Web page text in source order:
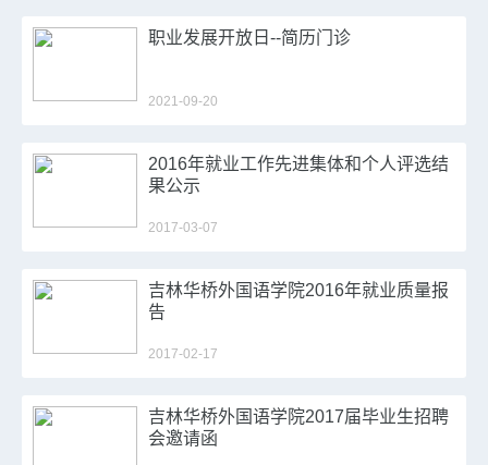
职业发展开放日--简历门诊
2021-09-20
2016年就业工作先进集体和个人评选结
果公示
2017-03-07
吉林华桥外国语学院2016年就业质量报
告
2017-02-17
吉林华桥外国语学院2017届毕业生招聘
会邀请函